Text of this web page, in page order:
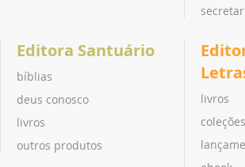
Editora Santuário
bíblias
deus conosco
livros
outros produtos
livros
coleções